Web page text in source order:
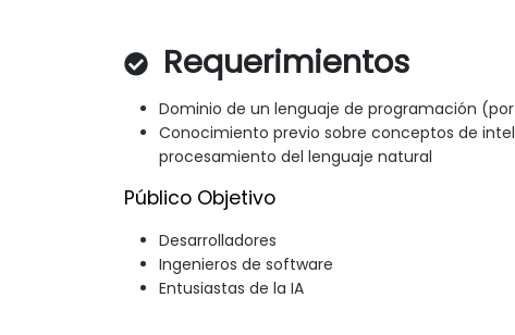
Requerimientos
Dominio de un lenguaje de programación
Conocimiento previo sobre conceptos de
procesamiento del lenguaje natural
Público Objetivo
Desarrolladores
Ingenieros de software
Entusiastas de la IA